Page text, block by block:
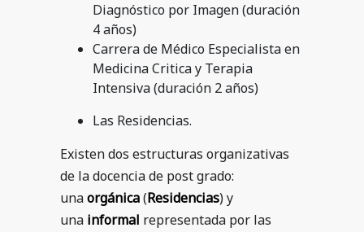
Diagnóstico por Imagen (duración
4 años)
Carrera de Médico Especialista en
Medicina Critica y Terapia
Intensiva (duración 2 años)
Las Residencias.
Existen dos estructuras organizativas
de la docencia de post grado:
unaorgánica(Residencias) y
una informal representada por las